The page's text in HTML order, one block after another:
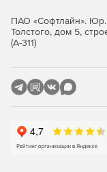
ПАО «Софтлайн». Юр.
Толстого, дом 5,
(А-311)